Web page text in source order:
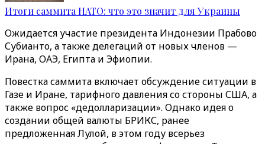
Итоги саммита НАТО: что это значит для Украины
Ожидается участие президента Индонезии Прабово
Субианто, а также делегаций от новых членов —
Ирана, ОАЭ, Египта и Эфиопии.
Повестка саммита включает обсуждение ситуации в
Газе и Иране, тарифного давления со стороны США, а
также вопрос «дедолларизации». Однако идея о
создании общей валюты БРИКС, ранее
предложенная Лулой, в этом году всерьез